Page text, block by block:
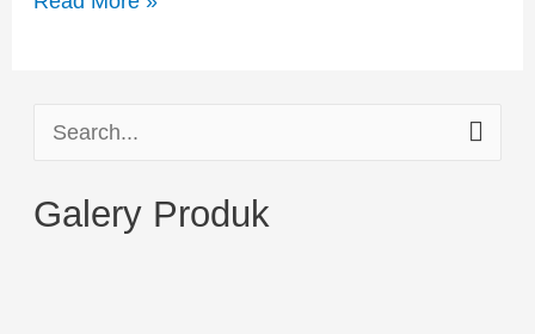
a
Galery Produk